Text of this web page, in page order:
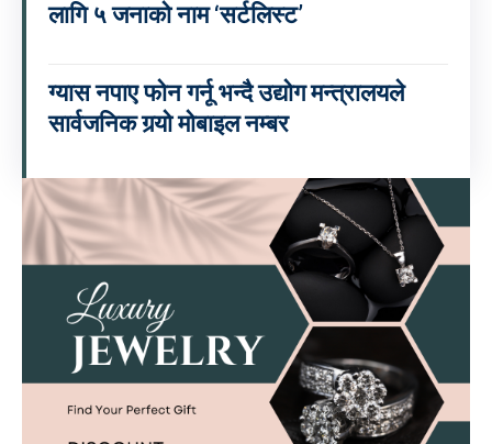
लागि ५ जनाको नाम ‘सर्टलिस्ट’
ग्यास नपाए फोन गर्नू भन्दै उद्योग मन्त्रालयले
सार्वजनिक गर्‍यो मोबाइल नम्बर